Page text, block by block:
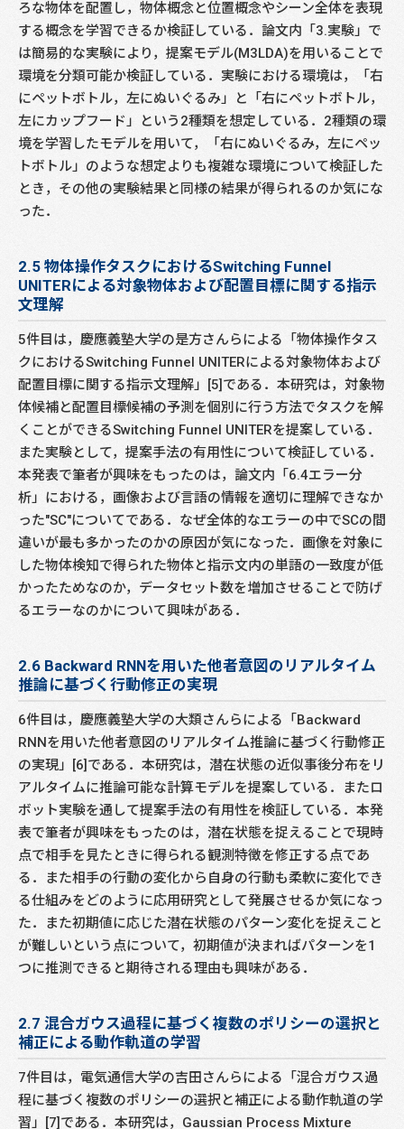
ろな物体を配置し，物体概念と位置概念やシーン全体を表現
する概念を学習できるか検証している．論文内「3.実験」で
は簡易的な実験により，提案モデル(M3LDA)を用いることで
環境を分類可能か検証している．実験における環境は，「右
にペットボトル，左にぬいぐるみ」と「右にペットボトル，
左にカップフード」という2種類を想定している．2種類の環
境を学習したモデルを用いて，「右にぬいぐるみ，左にペッ
トボトル」のような想定よりも複雑な環境について検証した
とき，その他の実験結果と同様の結果が得られるのか気にな
った．
2.5 物体操作タスクにおけるSwitching Funnel
UNITERによる対象物体および配置目標に関する指示
文理解
5件目は，慶應義塾大学の是方さんらによる「物体操作タス
クにおけるSwitching Funnel UNITERによる対象物体および
配置目標に関する指示文理解」[5]である．本研究は，対象物
体候補と配置目標候補の予測を個別に行う方法でタスクを解
くことができるSwitching Funnel UNITERを提案している．
また実験として，提案手法の有用性について検証している．
本発表で筆者が興味をもったのは，論文内「6.4エラー分
析」における，画像および言語の情報を適切に理解できなか
った"SC"についてである．なぜ全体的なエラーの中でSCの間
違いが最も多かったのかの原因が気になった．画像を対象に
した物体検知で得られた物体と指示文内の単語の一致度が低
かったためなのか，データセット数を増加させることで防げ
るエラーなのかについて興味がある．
2.6 Backward RNNを用いた他者意図のリアルタイム
推論に基づく行動修正の実現
6件目は，慶應義塾大学の大類さんらによる「Backward
RNNを用いた他者意図のリアルタイム推論に基づく行動修正
の実現」[6]である．本研究は，潜在状態の近似事後分布をリ
アルタイムに推論可能な計算モデルを提案している．またロ
ボット実験を通して提案手法の有用性を検証している．本発
表で筆者が興味をもったのは，潜在状態を捉えることで現時
点で相手を見たときに得られる観測特徴を修正する点であ
る．また相手の行動の変化から自身の行動も柔軟に変化でき
る仕組みをどのように応用研究として発展させるか気になっ
た．また初期値に応じた潜在状態のパターン変化を捉えこと
が難しいという点について，初期値が決まればパターンを1
つに推測できると期待される理由も興味がある．
2.7 混合ガウス過程に基づく複数のポリシーの選択と
補正による動作軌道の学習
7件目は，電気通信大学の吉田さんらによる「混合ガウス過
程に基づく複数のポリシーの選択と補正による動作軌道の学
習」[7]である．本研究は，Gaussian Process Mixture